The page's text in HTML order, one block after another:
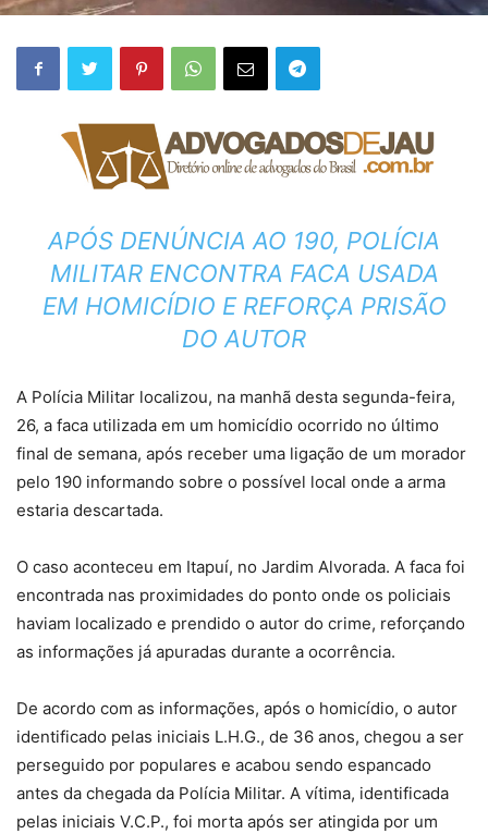
APÓS DENÚNCIA AO 190, POLÍCIA
MILITAR ENCONTRA FACA USADA
EM HOMICÍDIO E REFORÇA PRISÃO
DO AUTOR
A Polícia Militar localizou, na manhã desta segunda-feira,
26, a faca utilizada em um homicídio ocorrido no último
final de semana, após receber uma ligação de um morador
pelo 190 informando sobre o possível local onde a arma
estaria descartada.
O caso aconteceu em Itapuí, no Jardim Alvorada. A faca foi
encontrada nas proximidades do ponto onde os policiais
haviam localizado e prendido o autor do crime, reforçando
as informações já apuradas durante a ocorrência.
De acordo com as informações, após o homicídio, o autor
identificado pelas iniciais L.H.G., de 36 anos, chegou a ser
perseguido por populares e acabou sendo espancado
antes da chegada da Polícia Militar. A vítima, identificada
pelas iniciais V.C.P., foi morta após ser atingida por um